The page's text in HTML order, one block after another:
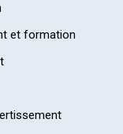
et formation